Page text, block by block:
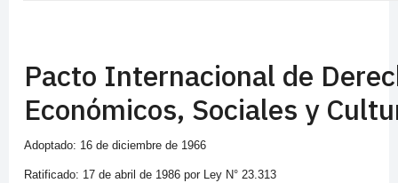
Pacto Internacional de
Económicos, Sociales y
Adoptado: 16 de diciembre de 1966
Ratificado: 17 de abril de 1986 por Ley N° 23.313